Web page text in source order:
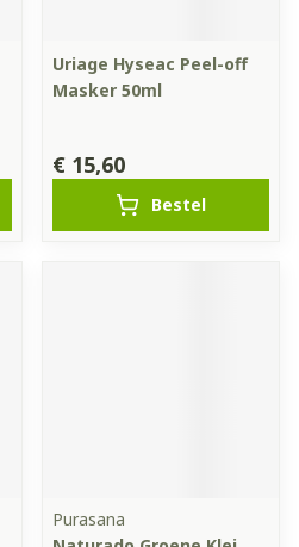
Uriage Hyseac Peel-off
Masker 50ml
€ 15,60
Bestel
Purasana